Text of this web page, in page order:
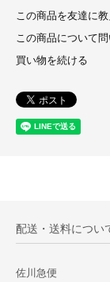
この商品を友達に
この商品について
買い物を続ける
配送・送料につい
佐川急便